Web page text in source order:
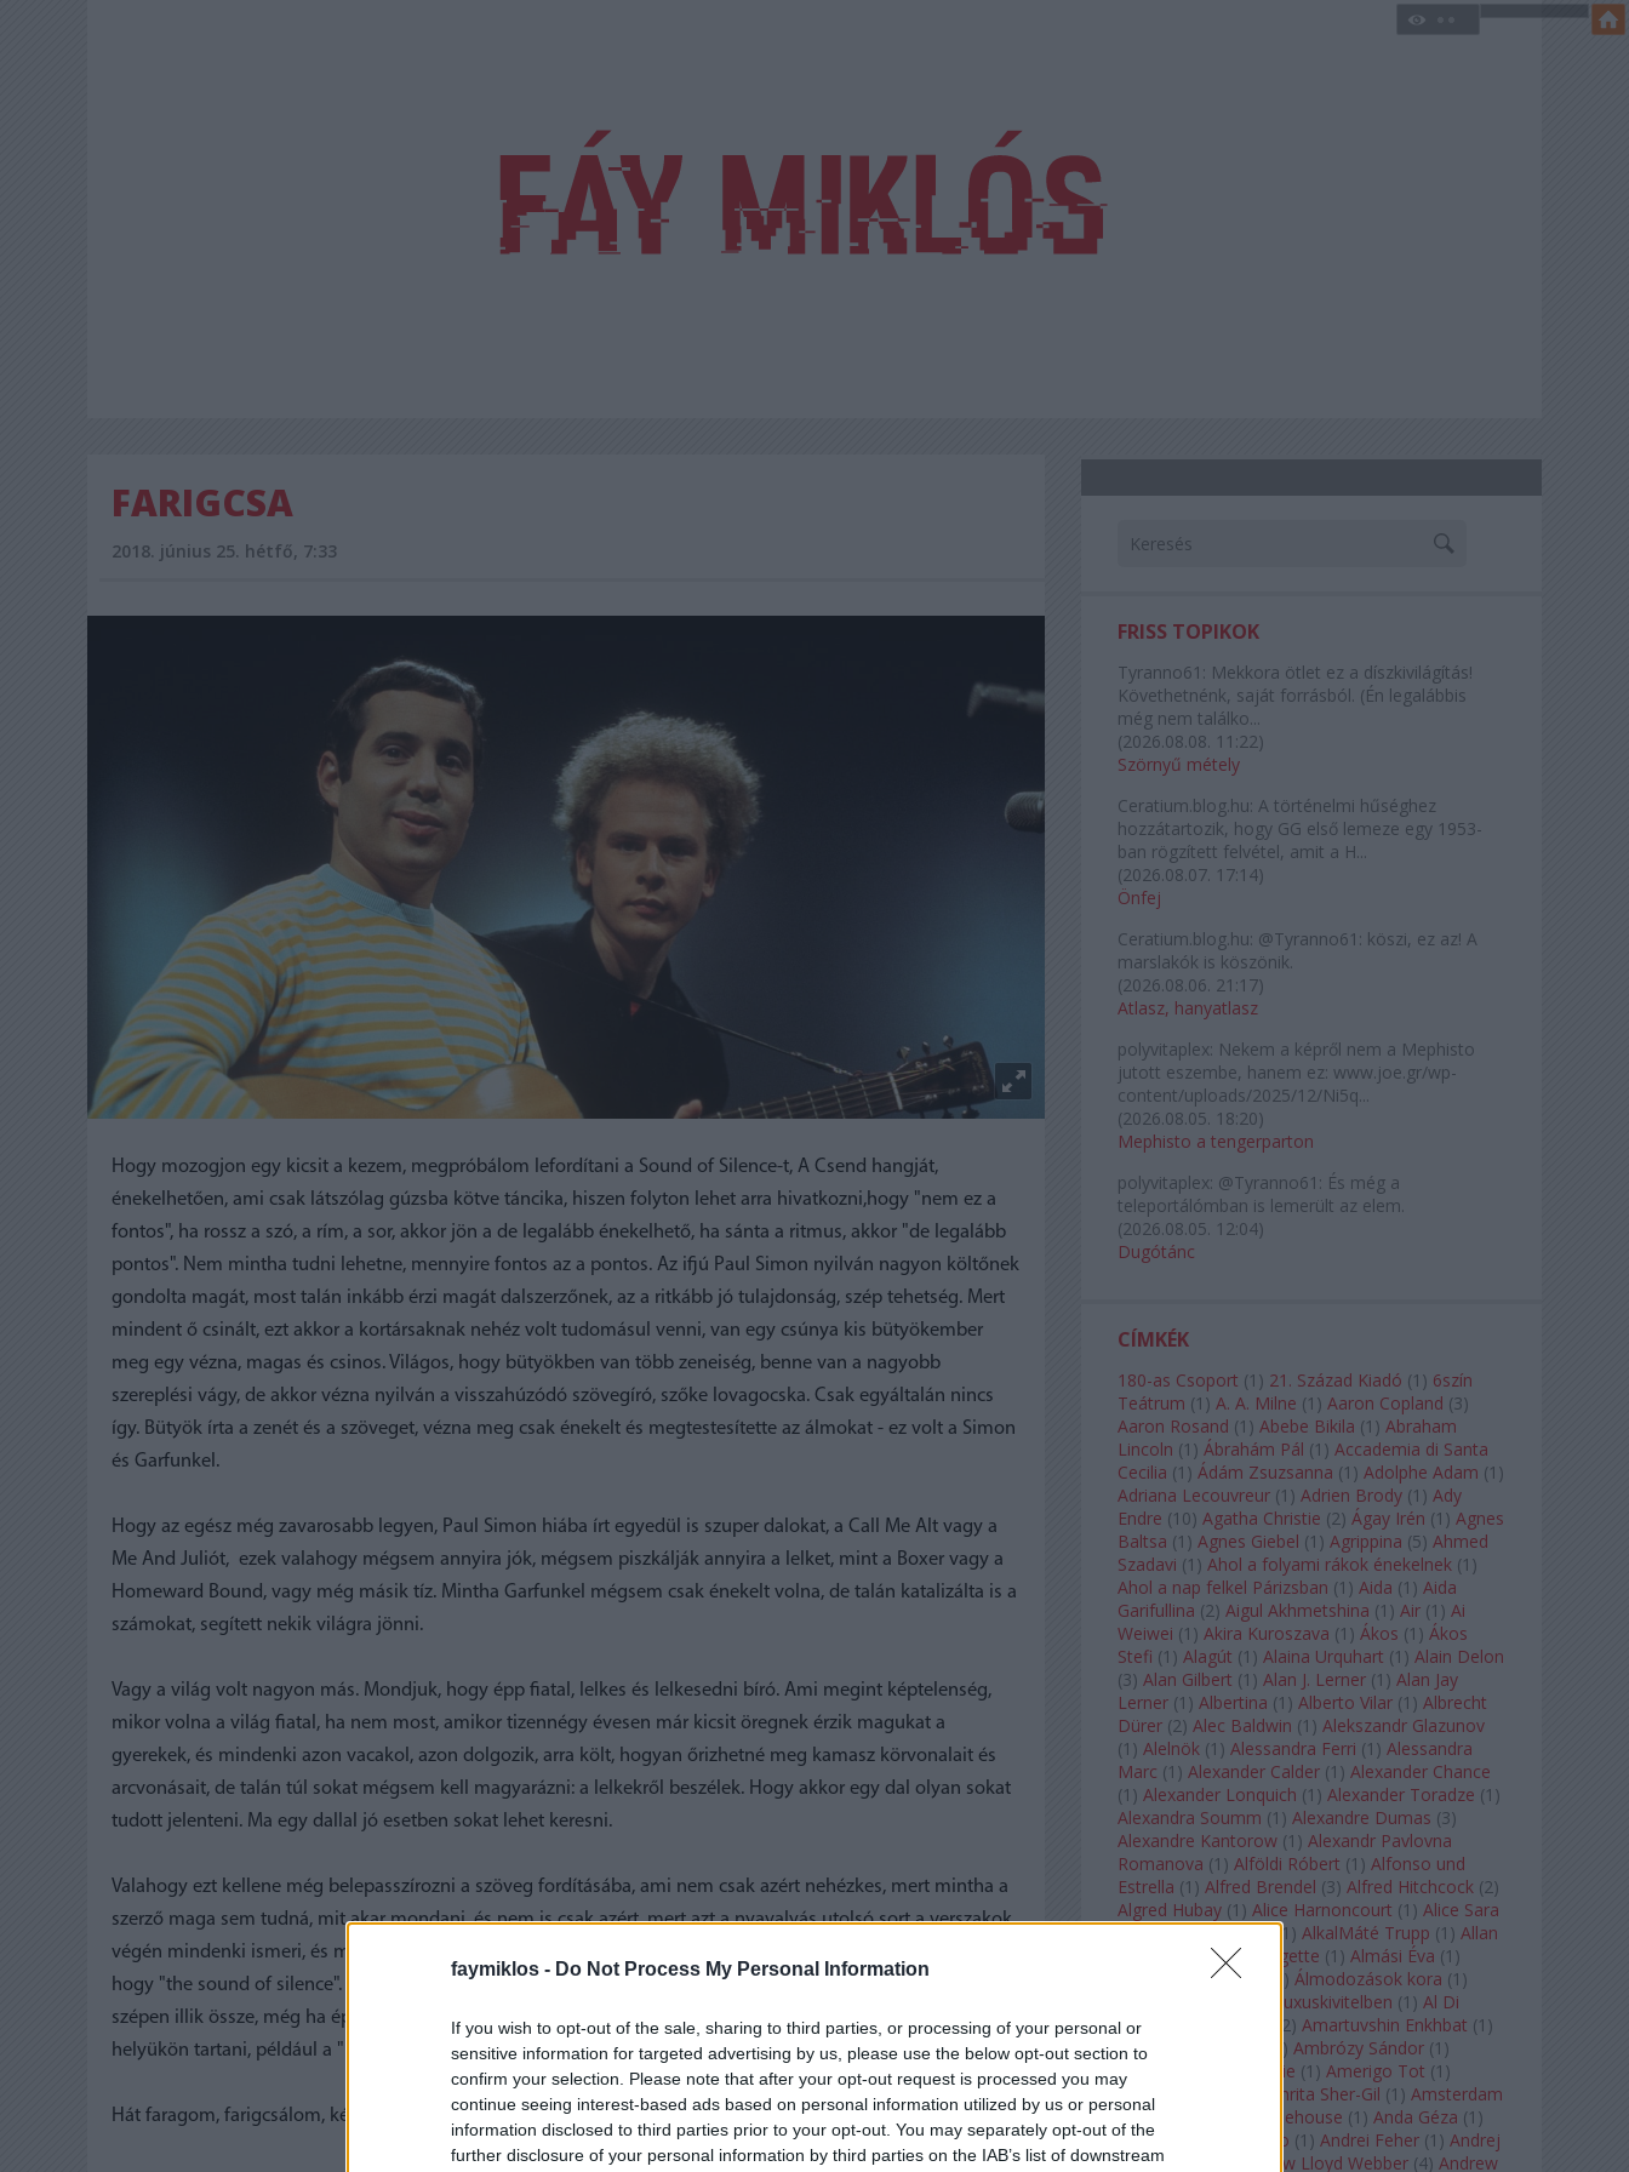
faymiklos - Do Not Process My Personal Information
If you wish to opt-out of the sale, sharing to third parties, or processing of your personal or
sensitive information for targeted advertising by us, please use the below opt-out section to
confirm your selection. Please note that after your opt-out request is processed you may
continue seeing interest-based ads based on personal information utilized by us or personal
information disclosed to third parties prior to your opt-out. You may separately opt-out of the
further disclosure of your personal information by third parties on the IAB’s list of downstream
FARIGCSA
2018. június 25. hétfő, 7:33
Hogy mozogjon egy kicsit a kezem, megpróbálom lefordítani a Sound of Silence-t, A Csend hangját,
énekelhetően, ami csak látszólag gúzsba kötve táncika, hiszen folyton lehet arra hivatkozni,hogy "nem ez a
fontos", ha rossz a szó, a rím, a sor, akkor jön a de legalább énekelhető, ha sánta a ritmus, akkor "de legalább
pontos". Nem mintha tudni lehetne, mennyire fontos az a pontos. Az ifjú Paul Simon nyilván nagyon költőnek
gondolta magát, most talán inkább érzi magát dalszerzőnek, az a ritkább jó tulajdonság, szép tehetség. Mert
mindent ő csinált, ezt akkor a kortársaknak nehéz volt tudomásul venni, van egy csúnya kis bütyökember
meg egy vézna, magas és csinos. Világos, hogy bütyökben van több zeneiség, benne van a nagyobb
szereplési vágy, de akkor vézna nyilván a visszahúzódó szövegíró, szőke lovagocska. Csak egyáltalán nincs
így. Bütyök írta a zenét és a szöveget, vézna meg csak énekelt és megtestesítette az álmokat - ez volt a Simon
és Garfunkel.
Hogy az egész még zavarosabb legyen, Paul Simon hiába írt egyedül is szuper dalokat, a Call Me Alt vagy a
Me And Juliót, ezek valahogy mégsem annyira jók, mégsem piszkálják annyira a lelket, mint a Boxer vagy a
Homeward Bound, vagy még másik tíz. Mintha Garfunkel mégsem csak énekelt volna, de talán katalizálta is a
számokat, segített nekik világra jönni.
Vagy a világ volt nagyon más. Mondjuk, hogy épp fiatal, lelkes és lelkesedni bíró. Ami megint képtelenség,
mikor volna a világ fiatal, ha nem most, amikor tizennégy évesen már kicsit öregnek érzik magukat a
gyerekek, és mindenki azon vacakol, azon dolgozik, arra költ, hogyan őrizhetné meg kamasz körvonalait és
arcvonásait, de talán túl sokat mégsem kell magyarázni: a lelkekről beszélek. Hogy akkor egy dal olyan sokat
tudott jelenteni. Ma egy dallal jó esetben sokat lehet keresni.
Valahogy ezt kellene még belepasszírozni a szöveg fordításába, ami nem csak azért nehézkes, mert mintha a
szerző maga sem tudná, mit akar mondani, és nem is csak azért, mert azt a nyavalyás utolsó sort a verszakok
végén mindenki ismeri, és magyarul nem lehet legalább hasonlót találni, minden leesik, ha ahelyett van,
hogy "the sound of silence". A legidegesítőbb, hogy mintha közel volna a megoldás, sound és csend annyira
szépen illik össze, még ha épp a szókapcsolat másik felét jelentik is. Vannak szavak, amelyeket jó volna a
helyükön tartani, például a "hello"-t a legelején, ha nem sikerül, akkor sincs baj, de mégis jó volna.
Hát faragom, farigcsálom, készül a fogpiszkáló, de még azt is elrontom, az a sejtésem.
FRISS TOPIKOK
Tyranno61: Mekkora ötlet ez a díszkivilágítás!
Követhetnénk, saját forrásból. (Én legalábbis
még nem találko...
(2026.08.08. 11:22)
Szörnyű métely
Ceratium.blog.hu: A történelmi hűséghez
hozzátartozik, hogy GG első lemeze egy 1953-
ban rögzített felvétel, amit a H...
(2026.08.07. 17:14)
Önfej
Ceratium.blog.hu: @Tyranno61: köszi, ez az! A
marslakók is köszönik.
(2026.08.06. 21:17)
Atlasz, hanyatlasz
polyvitaplex: Nekem a képről nem a Mephisto
jutott eszembe, hanem ez: www.joe.gr/wp-
content/uploads/2025/12/Ni5q...
(2026.08.05. 18:20)
Mephisto a tengerparton
polyvitaplex: @Tyranno61: És még a
teleportálómban is lemerült az elem.
(2026.08.05. 12:04)
Dugótánc
CÍMKÉK
180-as Csoport (1 ) 21. Század Kiadó (1 ) 6szín
Teátrum (1 ) A. A. Milne (1 ) Aaron Copland (3)
Aaron Rosand (1 ) Abebe Bikila (1 ) Abraham
Lincoln (1 ) Ábrahám Pál (1 ) Accademia di Santa
Cecilia (1 ) Ádám Zsuzsanna (1 ) Adolphe Adam (1 )
Adriana Lecouvreur (1 ) Adrien Brody (1 ) Ady
Endre (10) Agatha Christie (2) Ágay Irén (1 ) Agnes
Baltsa (1 ) Agnes Giebel (1 ) Agrippina (5) Ahmed
Szadavi (1 ) Ahol a folyami rákok énekelnek (1 )
Ahol a nap felkel Párizsban (1 ) Aida (1 ) Aida
Garifullina (2) Aigul Akhmetshina (1 ) Air (1 ) Ai
Weiwei (1 ) Akira Kuroszava (1 ) Ákos (1 ) Ákos
Stefi (1 ) Alagút (1 ) Alaina Urquhart (1 ) Alain Delon
(3) Alan Gilbert (1 ) Alan J. Lerner (1 ) Alan Jay
Lerner (1 ) Albertina (1 ) Alberto Vilar (1 ) Albrecht
Dürer (2) Alec Baldwin (1 ) Alekszandr Glazunov
(1 ) Alelnök (1 ) Alessandra Ferri (1 ) Alessandra
Marc (1 ) Alexander Calder (1 ) Alexander Chance
(1 ) Alexander Lonquich (1 ) Alexander Toradze (1 )
Alexandra Soumm (1 ) Alexandre Dumas (3)
Alexandre Kantorow (1 ) Alexandr Pavlovna
Romanova (1 ) Alföldi Róbert (1 ) Alfonso und
Estrella (1 ) Alfred Brendel (3) Alfred Hitchcock (2)
Algred Hubay (1 ) Alice Harnoncourt (1 ) Alice Sara
Ott (1) Alice Springs (1 ) AlkalMáté Trupp (1 ) Allan
Allen Midgette (1 ) Almási Éva (1 )
Almásy László Ede
) Álmodozások kora (1 )
Álom luxuskivitelben (1 ) Al Di
Meola
2) Amartuvshin Enkhbat (1 )
Ambroise Thomas
) Ambrózy Sándor (1 )
Ambrus Kyri
Amélie (1 ) Amerigo Tot (1 )
Amikor Galéria
Amrita Sher-Gil (1 ) Amsterdam
Baroque
Amy Winehouse (1 ) Anda Géza (1 )
Andrea del Verrocchio (1 ) Andrei Feher (1 ) Andrej
Tarkovszkij
Andrew Lloyd Webber (4) Andrew